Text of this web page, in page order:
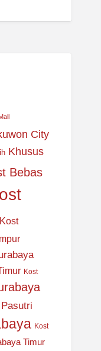
City
Khusus
Bebas
Kost
Kost
Kost
Timur